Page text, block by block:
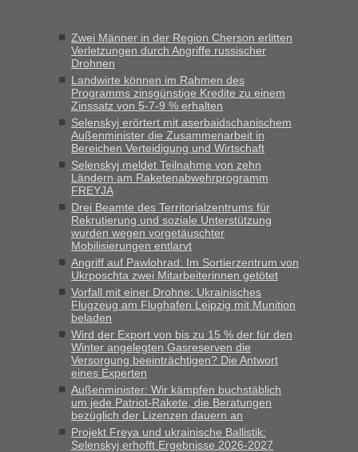
Milliarden aufgedeckt
„Kein Zoll. Du musst an sich nur sagen dass das privat ist
und du nicht damit handeln willst. So lange das nicht
Originalverpackt ist und ersichlich das nicht neu sollte es
keine Probleme geben“
Recht, Visa und Dokumente • Deklaration
gebrauchter Kleidung beim Zoll
„Hallo Leute, ich weiß nicht, ob ich hier richtig bin mit meiner
Anfrage. Ich möchte 4 Umzugskartons mit gebrauchter
Straßen Kleidung bei der Einreise in die Ukraine
mitnehmen. Es ist gebrauchte Kleidung...“
Berichte und Reisetipps • Re: An welchem
Grenzübergang zwischen Polen und der Ukraine geht es am
schnellsten?
„Wir sind mit unserem Wohnmobil, wie geplant am Montag
15.6. in Krakovets rüber. Sehr zeitig los gegen 5 Uhr in der
Früh. Mit sehr sehr wenig Verkehr, super bis zur Grenze. Nur
8 PKW vor der Schranke....“
inBerichte und Reisetipps • Re: An welchem
Grenzübergang zwischen Polen und der Ukraine geht es am
schnellsten?
„Gestern 6 Stunden warten vor der Grenze Richtung Polen
Zwei Männer in der Region Cherson erlitten
Verletzungen durch Angriffe russischer
Drohnen
Landwirte können im Rahmen des
Programms zinsgünstige Kredite zu einem
Zinssatz von 5-7-9 % erhalten
Selenskyj erörtert mit aserbaidschanischem
Außenminister die Zusammenarbeit in
Bereichen Verteidigung und Wirtschaft
Selenskyj meldet Teilnahme von zehn
Ländern am Raketenabwehrprogramm
FREYJA
Drei Beamte des Territorialzentrums für
Rekrutierung und soziale Unterstützung
wurden wegen vorgetäuschter
Mobilisierungen entlarvt
Angriff auf Pawlohrad: Im Sortierzentrum von
Ukrposchta zwei Mitarbeiterinnen getötet
Vorfall mit einer Drohne: Ukrainisches
Flugzeug am Flughafen Leipzig mit Munition
beladen
Wird der Export von bis zu 15 % der für den
Winter angelegten Gasreserven die
Versorgung beeinträchtigen? Die Antwort
eines Experten
Außenminister: Wir kämpfen buchstäblich
um jede Patriot-Rakete, die Beratungen
bezüglich der Lizenzen dauern an
Projekt Freya und ukrainische Ballistik:
Selenskyj erhofft Ergebnisse 2026-2027